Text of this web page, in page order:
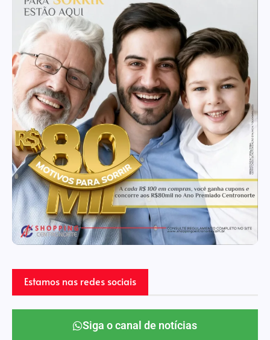
Estamos nas redes sociais
Siga o canal de notícias